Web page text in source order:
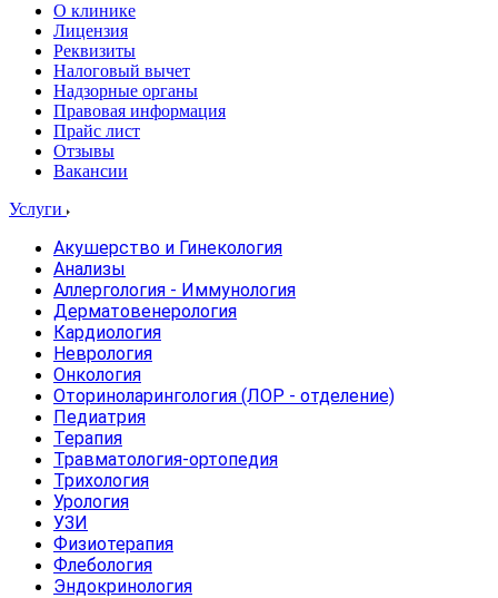
О клинике
Лицензия
Реквизиты
Налоговый вычет
Надзорные органы
Правовая информация
Прайс лист
Отзывы
Вакансии
Услуги
Акушерство и Гинекология
Анализы
Аллергология - Иммунология
Дерматовенерология
Кардиология
Неврология
Онкология
Оториноларингология (ЛОР - отделение)
Педиатрия
Терапия
Травматология-ортопедия
Трихология
Урология
УЗИ
Физиотерапия
Флебология
Эндокринология